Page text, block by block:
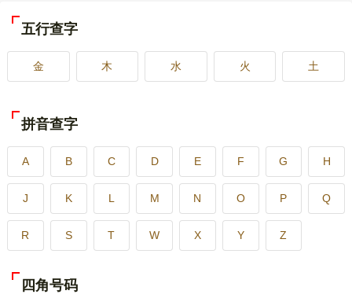
五行查字
金 木 水 火 土
拼音查字
A B C D E F G H
J K L M N O P Q
R S T W X Y Z
四角号码